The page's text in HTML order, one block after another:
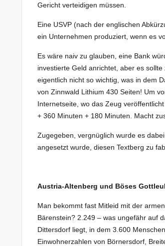
Gericht verteidigen müssen.
Eine USVP (nach der englischen
ein Unternehmen produziert, wenn es
Es wäre naiv zu glauben, eine Bank
investierte Geld anrichtet, aber es
eigentlich nicht so wichtig, was in dem
von Zinnwald Lithium 430 Seiten! Um
Internetseite, wo das Zeug
+ 360 Minuten + 180 Minuten. Macht
Zugegeben, vergnüglich wurde es
angesetzt wurde, diesen Textberg zu
Austria-Altenberg und Böses
Man bekommt fast Mitleid mit der
Bärenstein? 2.249 – was ungefähr auf
Dittersdorf liegt, in dem 3.600
Einwohnerzahlen von Börnersdorf,